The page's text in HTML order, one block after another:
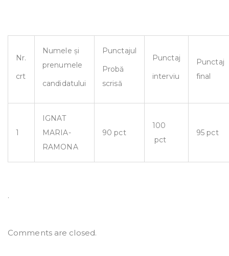
Nr.
crt
Numele și
prenumele
candidatului
Punctajul
Probă
scrisă
Punctaj
interviu
Punctaj
final
1
IGNAT
MARIA-
RAMONA
90 pct
100
pct
95 pct
.
Comments are closed.